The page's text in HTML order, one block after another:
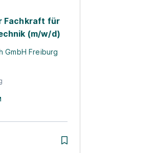
Fachkraft für
(m/w/d)
GmbH Freiburg